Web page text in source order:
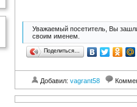
Уважаемый посетитель, Вы
своим именем.
Поделиться…
Добавил: vagrant58